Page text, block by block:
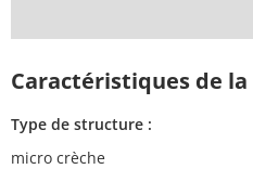
Caractéristiques de la
Type de structure :
micro crèche